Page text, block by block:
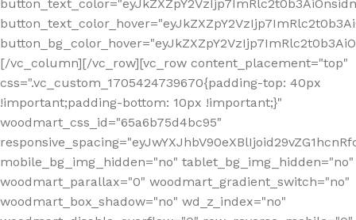
[/vc_column][/vc_row][vc_row content_placement="top"
css=".vc_custom_1705424739670{padding-top: 40px
!important;padding-bottom: 10px !important;}"
woodmart_css_id="65a6b75d4bc95"
mobile_bg_img_hidden="no" tablet_bg_img_hidden="no"
woodmart_parallax="0" woodmart_gradient_switch="no"
woodmart_box_shadow="no" wd_z_index="no"